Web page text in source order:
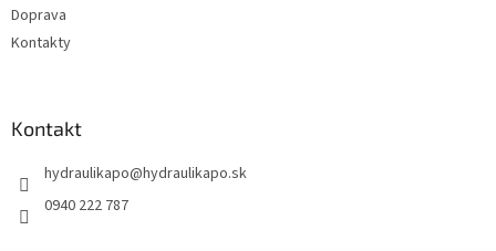
Doprava
Kontakty
Kontakt
hydraulikapo@hydraulikapo.sk
0940 222 787